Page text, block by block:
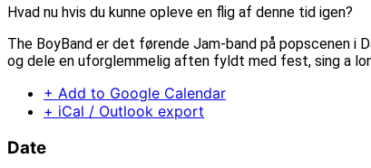
Hvad nu hvis du kunne opleve en flig af denne tid igen?
The BoyBand er det førende Jam-band på popscenen
og dele en uforglemmelig aften fyldt med fest, sing a
+ Add to Google Calendar
+ iCal / Outlook export
Date